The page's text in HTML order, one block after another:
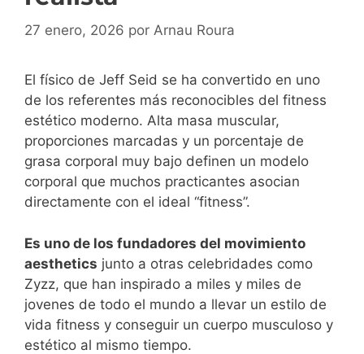
27 enero, 2026 por Arnau Roura
El físico de Jeff Seid se ha convertido en uno
de los referentes más reconocibles del fitness
estético moderno. Alta masa muscular,
proporciones marcadas y un porcentaje de
grasa corporal muy bajo definen un modelo
corporal que muchos practicantes asocian
directamente con el ideal “fitness”.
Es uno de los fundadores del movimiento
aesthetics junto a otras celebridades como
Zyzz, que han inspirado a miles y miles de
jovenes de todo el mundo a llevar un estilo de
vida fitness y conseguir un cuerpo musculoso y
estético al mismo tiempo.